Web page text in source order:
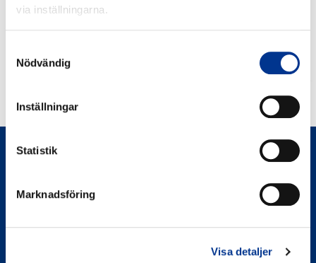
via inställningarna.
Nödvändig
Inställningar
Statistik
Marknadsföring
Visa detaljer